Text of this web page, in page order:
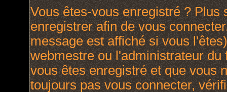
Vous êtes-vous enregistré ? Plus
enregistrer afin de vous
message est affiché si vous
webmestre ou l'administrateur
vous êtes enregistré et que vous
toujours pas vous connecter,